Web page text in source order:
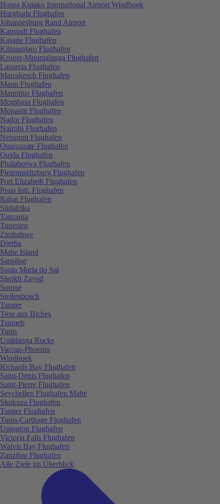
Hosea Kutako International Airport Windhoek
Hurghada Flughafen
Johannesburg Rand Airport
Kapstadt Flughafen
Kasane Flughafen
Kilimanjaro Flughafen
Kruger-Mpumalanga Flughafen
Lanseria Flughafen
Marrakesch Flughafen
Maun Flughafen
Mauritius Flughafen
Mombasa Flughafen
Monastir Flughafen
Nador Flughafen
Nairobi Flughafen
Nelspruit Flughafen
Ouarzazate Flughafen
Oujda Flughafen
Phalaborwa Flughafen
Pietermaritzburg Flughafen
Port Elizabeth Flughafen
Praia Intl. Flughafen
Rabat Flughafen
Südafrika
Tanzania
Tunesien
Zimbabwe
Djerba
Mahe Island
Sansibar
Santa Maria do Sal
Sheikh Zayed
Sousse
Stellenbosch
Tanger
Trou aux Biches
Tsumeb
Tunis
Umhlanga Rocks
Vacoas-Phoenix
Windhoek
Richards Bay Flughafen
Saint-Denis Flughafen
Saint-Pierre Flughafen
Seychellen Flughafen Mahe
Skukuza Flughafen
Tanger Flughafen
Tunis-Carthage Flughafen
Upington Flughafen
Victoria Falls Flughafen
Walvis Bay Flughafen
Zanzibar Flughafen
Alle Ziele im Überblick